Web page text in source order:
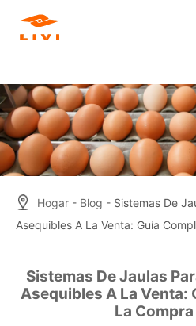
Hogar - Blog - Sistemas De
Asequibles A La Venta: Guía
Sistemas De Jaulas
Asequibles A La Venta:
La